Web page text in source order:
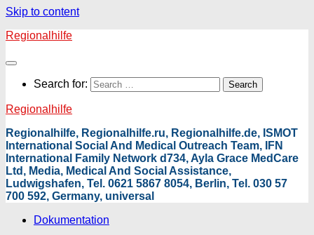
Skip to content
Regionalhilfe
Search for:
Regionalhilfe
Regionalhilfe, Regionalhilfe.ru, Regionalhilfe.de, ISMOT
International Social And Medical Outreach Team, IFN
International Family Network d734, Ayla Grace MedCare
Ltd, Media, Medical And Social Assistance,
Ludwigshafen, Tel. 0621 5867 8054, Berlin, Tel. 030 57
700 592, Germany, universal
Dokumentation